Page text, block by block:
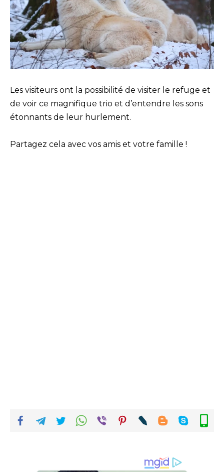
Les visiteurs ont la possibilité de visiter le refuge et
de voir ce magnifique trio et d’entendre les sons
étonnants de leur hurlement.
Partagez cela avec vos amis et votre famille !